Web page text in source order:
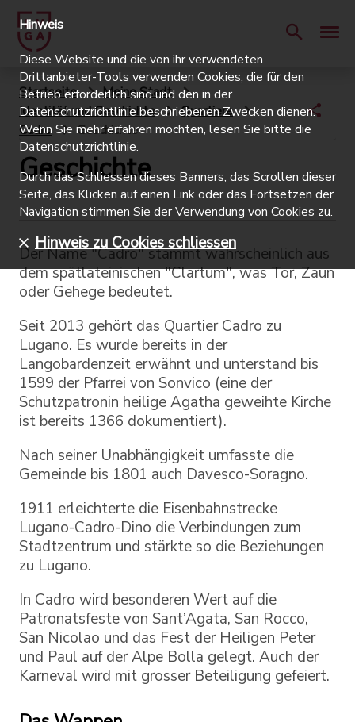
Startseite
Meine Stadt
Identität und Geschichte
Quartiere
Cadro
Geschichte
Geschichte
Der Name "Cadro" stammt wahrscheinlich aus
dem spätlateinischen "Clartum", was Tor, Zaun
oder Gehege bedeutet.
Seit 2013 gehört das Quartier Cadro zu
Lugano. Es wurde bereits in der
Langobardenzeit erwähnt und unterstand bis
1599 der Pfarrei von Sonvico (eine der
Schutzpatronin heilige Agatha geweihte Kirche
ist bereits 1366 dokumentiert).
Nach seiner Unabhängigkeit umfasste die
Gemeinde bis 1801 auch Davesco-Soragno.
1911 erleichterte die Eisenbahnstrecke
Lugano-Cadro-Dino die Verbindungen zum
Stadtzentrum und stärkte so die Beziehungen
zu Lugano.
In Cadro wird besonderen Wert auf die
Patronatsfeste von Sant’Agata, San Rocco,
San Nicolao und das Fest der Heiligen Peter
und Paul auf der Alpe Bolla gelegt. Auch der
Karneval wird mit grosser Beteiligung gefeiert.
Hinweis
Diese Website und die von ihr verwendeten
Drittanbieter-Tools verwenden Cookies, die für den
Betrieb erforderlich sind und den in der
Datenschutzrichtlinie beschriebenen Zwecken dienen.
Wenn Sie mehr erfahren möchten, lesen Sie bitte die
Datenschutzrichtlinie.
Durch das Schliessen dieses Banners, das Scrollen dieser
Seite, das Klicken auf einen Link oder das Fortsetzen der
Navigation stimmen Sie der Verwendung von Cookies zu.
Hinweis zu Cookies schliessen